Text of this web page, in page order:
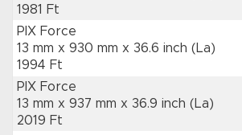
1981 Ft
PIX Force
13 mm x 930 mm x 36.6 inch (La)
1994 Ft
PIX Force
13 mm x 937 mm x 36.9 inch (La)
2019 Ft